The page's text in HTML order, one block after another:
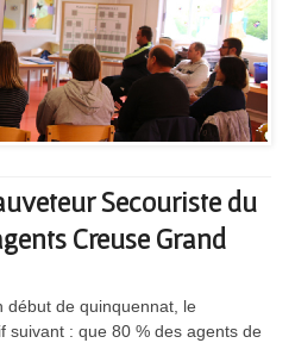
Secouriste du
Creuse Grand
début de quinquennat, le
suivant : que 80 % des agents de